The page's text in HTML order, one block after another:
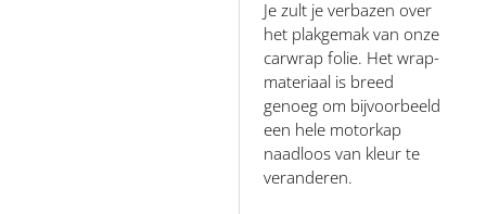
Je zult je verbazen over
het plakgemak van onze
carwrap folie. Het wrap-
materiaal is breed
genoeg om bijvoorbeeld
een hele motorkap
naadloos van kleur te
veranderen.